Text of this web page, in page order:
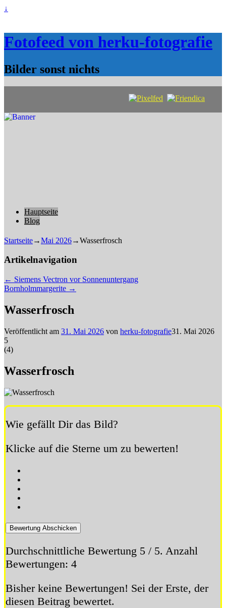
↓
Fotofeed von herku-fotografie
Bilder sonst nichts
Hauptseite
Blog
Startseite→Mai 2026→Wasserfrosch
Artikelnavigation
← Siemens Vectron vor Sonnenuntergang
Bornholmmargerite →
Wasserfrosch
Veröffentlicht am 31. Mai 2026 von herku-fotografie31. Mai 2026
5
(4)
Wasserfrosch
Wie gefällt Dir das Bild?
Klicke auf die Sterne um zu bewerten!
Bewertung Abschicken
Durchschnittliche Bewertung 5 / 5. Anzahl
Bewertungen: 4
Bisher keine Bewertungen! Sei der Erste, der
diesen Beitrag bewertet.